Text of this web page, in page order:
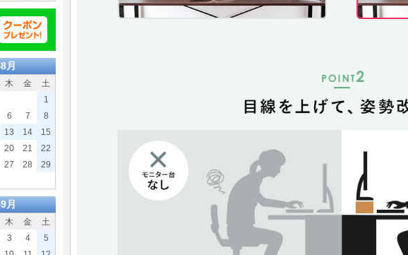
月
木 金
土
1
6 7
8
13 14
15
20 21
22
27 28
29
月
木 金
土
3 4
5